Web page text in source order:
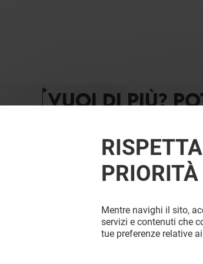
VUOI DI PIÙ?
PRIORITÀ
Mentre navighi il sito,
servizi e contenuti che
tue preferenze relative